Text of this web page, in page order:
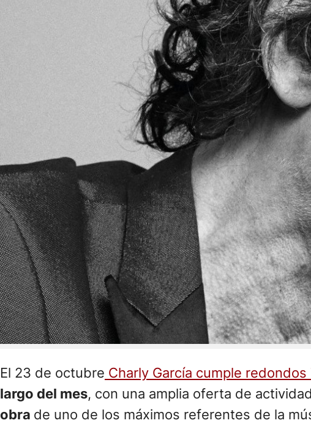
El 23 de octubre Charly García cumple redondos
largo del mes, con una amplia oferta de
obra de uno de los máximos referentes de la